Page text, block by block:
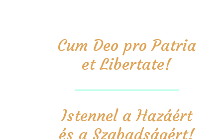
Cum Deo pro Patria
et Libertate!
Istennel a Hazáért
és a Szabadságért!